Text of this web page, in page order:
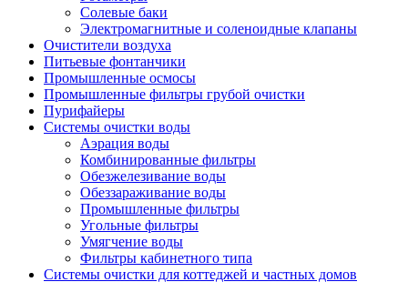
Солевые баки
Электромагнитные и соленоидные клапаны
Очистители воздуха
Питьевые фонтанчики
Промышленные осмосы
Промышленные фильтры грубой очистки
Пурифайеры
Системы очистки воды
Аэрация воды
Комбинированные фильтры
Обезжелезивание воды
Обеззараживание воды
Промышленные фильтры
Угольные фильтры
Умягчение воды
Фильтры кабинетного типа
Системы очистки для коттеджей и частных домов